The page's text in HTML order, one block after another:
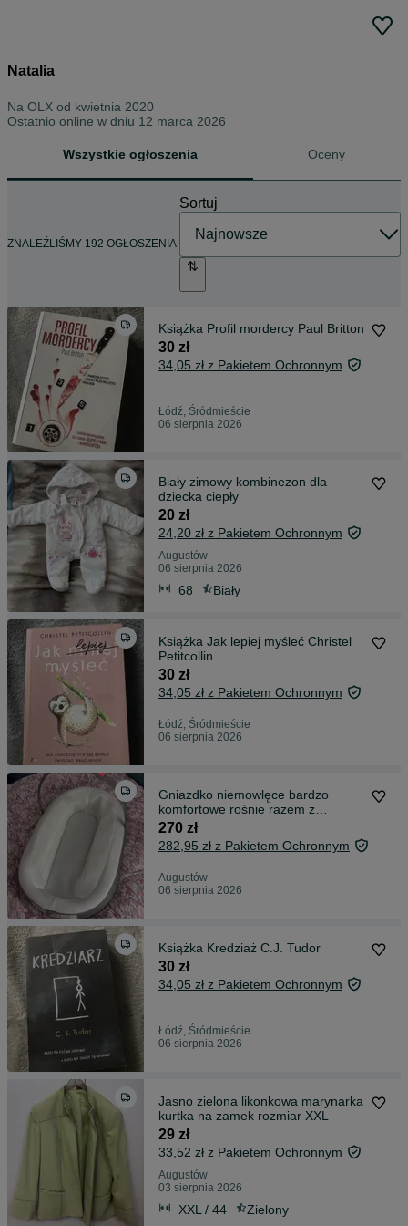
Natalia
Na OLX od kwietnia 2020
Ostatnio online w dniu 12 marca 2026
Wszystkie ogłoszenia Oceny
ZNALEŹLIŚMY 192 OGŁOSZENIA
Sortuj
Książka Profil mordercy Paul Britton
30 zł
34,05 zł z Pakietem Ochronnym
Łódź, Śródmieście
06 sierpnia 2026
Biały zimowy kombinezon dla
dziecka ciepły
20 zł
24,20 zł z Pakietem Ochronnym
Augustów
06 sierpnia 2026
68 Biały
Książka Jak lepiej myśleć Christel
Petitcollin
30 zł
34,05 zł z Pakietem Ochronnym
Łódź, Śródmieście
06 sierpnia 2026
Gniazdko niemowlęce bardzo
komfortowe rośnie razem z
dzieckiem
270 zł
282,95 zł z Pakietem Ochronnym
Augustów
06 sierpnia 2026
Książka Kredziaż C.J. Tudor
30 zł
34,05 zł z Pakietem Ochronnym
Łódź, Śródmieście
06 sierpnia 2026
Jasno zielona likonkowa marynarka
kurtka na zamek rozmiar XXL
29 zł
33,52 zł z Pakietem Ochronnym
Augustów
03 sierpnia 2026
XXL / 44 Zielony